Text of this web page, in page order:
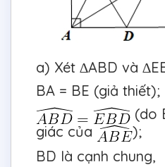
a) Xét ∆ABD và
BA = BE (giả thiết);
(do
giác của
);
BD là cạnh chung,